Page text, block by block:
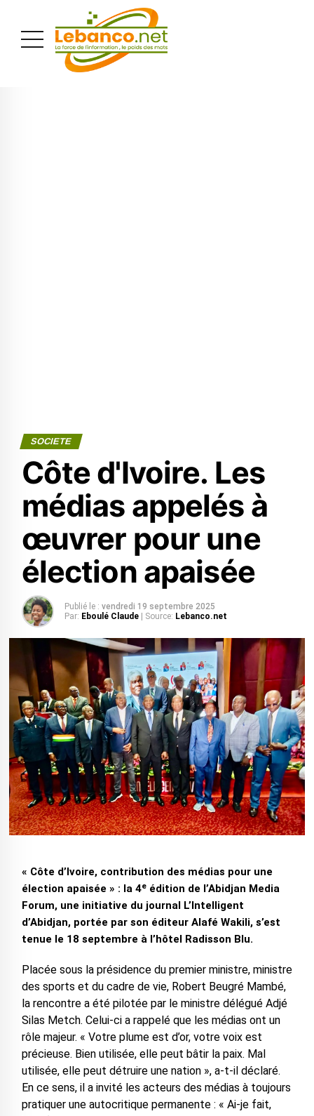
SOCIETE
Côte d'Ivoire. Les
médias appelés à
œuvrer pour une
élection apaisée
Publié le : vendredi 19 septembre 2025
Par: Eboulé Claude | Source: Lebanco.net
« Côte d’Ivoire, contribution des médias pour une
élection apaisée » : ‎la 4ᵉ édition de l’Abidjan Media
Forum, une initiative du journal L’Intelligent
d’Abidjan, portée par son éditeur Alafé Wakili, s’est
tenue le 18 septembre à l’hôtel Radisson Blu.
Placée sous la présidence du premier ministre, ministre
des sports et du cadre de vie, Robert Beugré Mambé,
la rencontre a été pilotée par le ministre délégué Adjé
Silas Metch. Celui-ci a rappelé que les médias ont un
rôle majeur. « Votre plume est d’or, votre voix est
précieuse. Bien utilisée, elle peut bâtir la paix. Mal
utilisée, elle peut détruire une nation », a-t-il déclaré.
En ce sens, il a invité les acteurs des médias à toujours
pratiquer une autocritique permanente : « Ai-je fait,